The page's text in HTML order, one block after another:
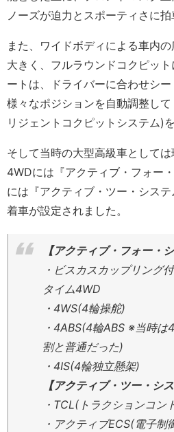
ノーズが迫力とスポーティさに拍
また、ワイドボディによる車内
大きく、フルラウンドコクピッ
ートは、ドライバーに合わせシ
様々なポジションを自動調整し
リジェントコクピットシステム)を
そして当時の大型高級車としては
4WDには『アクティブ・フォー
には『アクティブ・ツー・シス
着車が設定されました。
【アクティブ・フォー・
・ビスカスカップリング
タイム4WD
・4WS(4輪操舵)
・4ABS(4輪ABS ※当時
割と普通だった)
・4IS(4輪独立懸架)
【アクティブ・ツー・シ
・TCL(トラクションコン
・アクティブECS(電子